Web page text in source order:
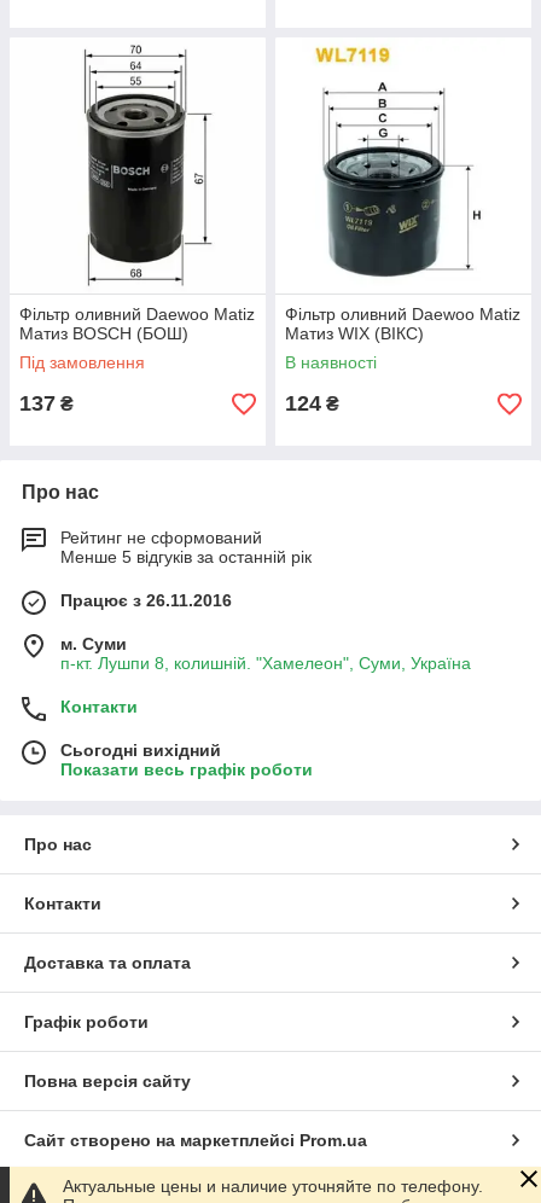
Фільтр оливний Daewoo Matiz
Матиз BOSCH (БОШ)
Під замовлення
137 ₴
Фільтр оливний Daewoo Matiz
Матиз WIX (ВІКС)
В наявності
124 ₴
Про нас
Рейтинг не сформований
Менше 5 відгуків за останній рік
Працює з 26.11.2016
м. Суми
п-кт. Лушпи 8, колишній. "Хамелеон", Суми, Україна
Контакти
Сьогодні вихідний
Показати весь графік роботи
Про нас
Контакти
Доставка та оплата
Графік роботи
Повна версія сайту
Сайт створено на маркетплейсі Prom.ua
Актуальные цены и наличие уточняйте по телефону.